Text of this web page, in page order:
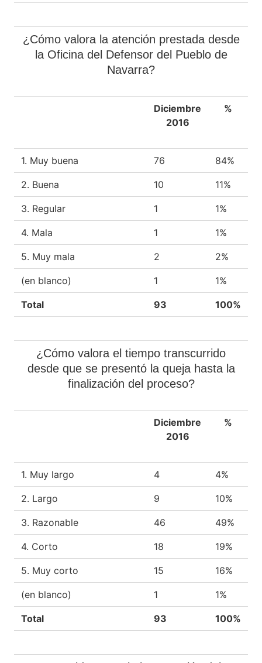
¿Cómo valora la atención prestada desde
la Oficina del Defensor del Pueblo de
Navarra?
Diciembre
2016
%
1. Muy buena 76 84%
2. Buena 10 11%
3. Regular 1 1%
4. Mala 1 1%
5. Muy mala 2 2%
(en blanco) 1 1%
Total 93 100%
¿Cómo valora el tiempo transcurrido
desde que se presentó la queja hasta la
finalización del proceso?
Diciembre
2016
%
1. Muy largo 4 4%
2. Largo 9 10%
3. Razonable 46 49%
4. Corto 18 19%
5. Muy corto 15 16%
(en blanco) 1 1%
Total 93 100%